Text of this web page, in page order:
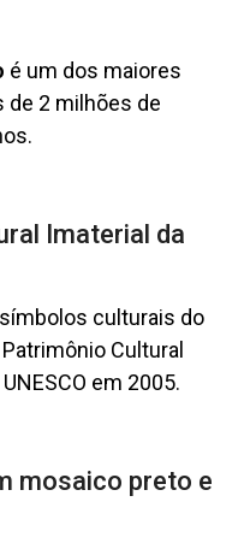
é um dos maiores
2 milhões de
Imaterial da
culturais do
Cultural
em 2005.
mosaico preto e